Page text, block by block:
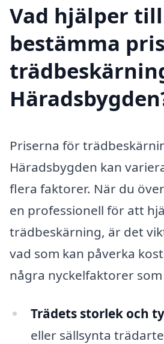
Vad hjälper
bestämma
Priserna för
Häradsbygden kan
flera faktorer. När du
en professionell för att
trädbeskärning, är det
vad som kan påverka
några nyckelfaktorer som
Trädets storlek och
eller sällsynta